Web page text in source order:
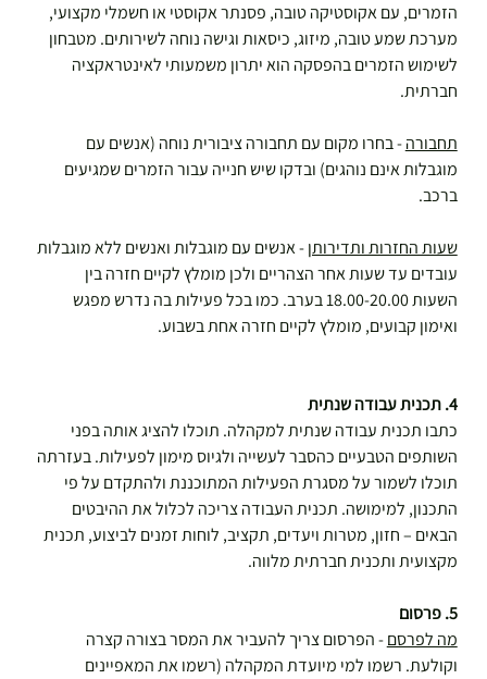
הזמרים, עם אקוסטיקה טובה, פסנתר אקוסטי או חשמלי מקצועי,
מערכת שמע טובה, מיזוג, כיסאות וגישה נוחה לשירותים. מטבחון
לשימוש הזמרים בהפסקה הוא יתרון משמעותי לאינטראקציה
חברתית.
תחבורה - בחרו מקום עם תחבורה ציבורית נוחה (אנשים עם
מוגבלות אינם נוהגים) ובדקו שיש חנייה עבור הזמרים שמגיעים
ברכב.
שעות החזרות ותדירותן - אנשים עם מוגבלות ואנשים ללא מוגבלות
עובדים עד שעות אחר הצהריים ולכן מומלץ לקיים חזרה בין
השעות 18.00-20.00 בערב. כמו בכל פעילות בה נדרש מפגש
ואימון קבועים, מומלץ לקיים חזרה אחת בשבוע.
4. תכנית עבודה שנתית
כתבו תכנית עבודה שנתית למקהלה. תוכלו להציג אותה בפני
השותפים הטבעיים כהסבר לעשייה ולגיוס מימון לפעילות. בעזרתה
תוכלו לשמור על מסגרת הפעילות המתוכננת ולהתקדם על פי
התכנון, למימושה. תכנית העבודה צריכה לכלול את ההיבטים
הבאים – חזון, מטרות ויעדים, תקציב, לוחות זמנים לביצוע, תכנית
מקצועית ותכנית חברתית מלווה.
5. פרסום
מה לפרסם - הפרסום צריך להעביר את המסר בצורה קצרה
וקולעת. רשמו למי מיועדת המקהלה (רשמו את המאפיינים